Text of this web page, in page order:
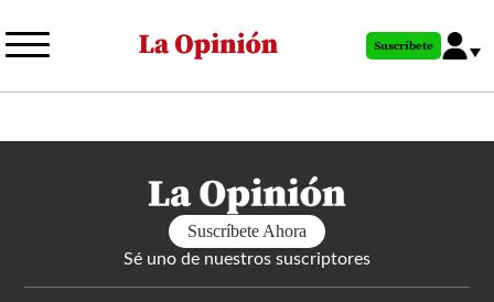
al
principal
Suscríbete
Suscríbete Ahora
Sé uno de nuestros suscriptores